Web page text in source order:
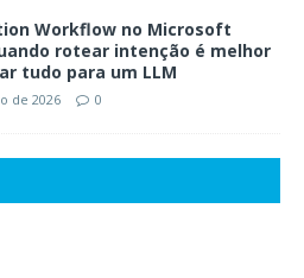
Workflow no Microsoft
rotear intenção é melhor
tudo para um LLM
de 2026 0